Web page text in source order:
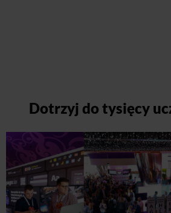
Dotrzyj do tysięcy